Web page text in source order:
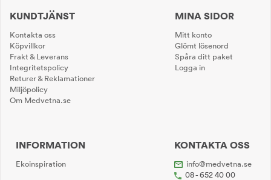
KUNDTJÄNST
Kontakta oss
Köpvillkor
Frakt & Leverans
Integritetspolicy
Returer & Reklamationer
Miljöpolicy
Om Medvetna.se
MINA SIDOR
Mitt konto
Glömt lösenord
Spåra ditt paket
Logga in
INFORMATION
Ekoinspiration
KONTAKTA OSS
info@medvetna.se
08 - 652 40 00